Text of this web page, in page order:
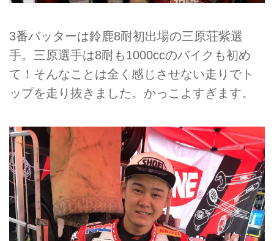
3番バッターは鈴鹿8耐初出場の三原荘紫選
手。三原選手は8耐も1000ccのバイクも初め
て！そんなことは全く感じさせない走りでト
ップを走り抜きました。かっこよすぎます。